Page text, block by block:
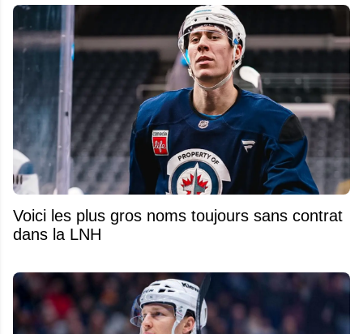
Voici les plus gros noms toujours sans contrat
dans la LNH